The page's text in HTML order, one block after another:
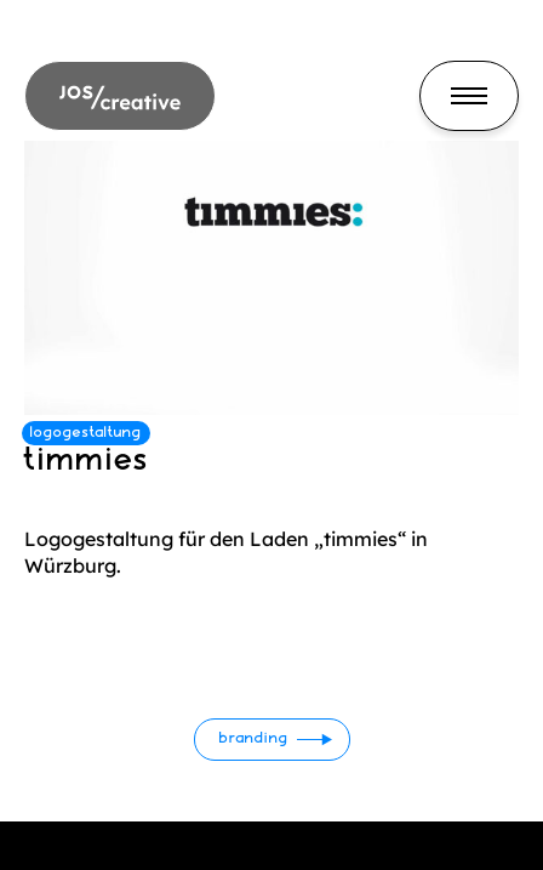
timmies
Logogestaltung für den Laden „timmies“ in
Würzburg.
branding